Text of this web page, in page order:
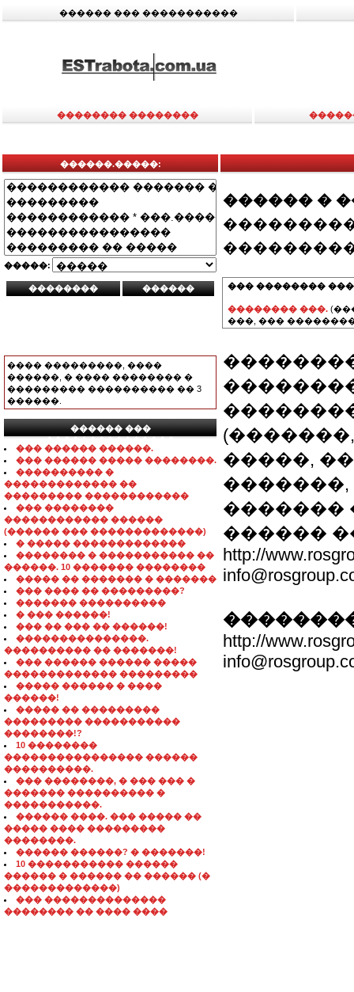
������ ��� �����������
�������� ��������
������.�����:
�����:
���� ���������, ����
������, � ���� �������� �
��������� ���������� �� 3
������.
������ ���
���������������
��� ������ ������.
��� ������ ����� ��������.
���������� �
������������� ��
��������� ������������
��� ��������
������������ ������
(������ ��� �������������)
� ����� �������������
�������� � ����������� ��
������. 10 ������� ��������
����� �� ������� � �������
��� ���� �� ���������?
������� ����������
� ��� ������!
��� �� ��� �� ������!
���������������.
���������� �� �������!
��� ������ ������ �����
������������� ���������
����� ������ � ����
������!
����� �� ���������
��������� �����������
��������!?
10 ��������
���������������� ������
����������.
��� ��������, � ��� ��� �
������� ���������� �
�����������.
������ ����. ��� ����� ��
����� ���� ���������
��������.
������ ������? � �������!
10 ����������� ������
������ � ������ �� ������ (�
�������������)
��� ��������������
�������� �� ���� ����
������ �
��� ��������
�������� ���.
���, ���
�����,
�������
������
http://
http://